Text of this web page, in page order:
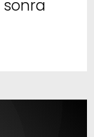
sonra